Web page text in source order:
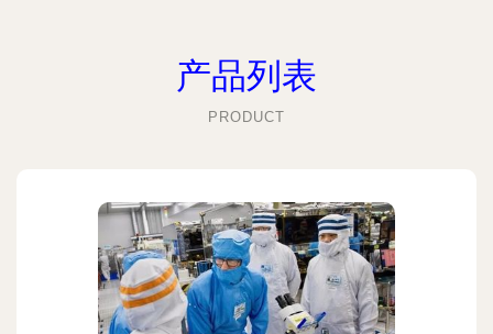
产品列表
PRODUCT